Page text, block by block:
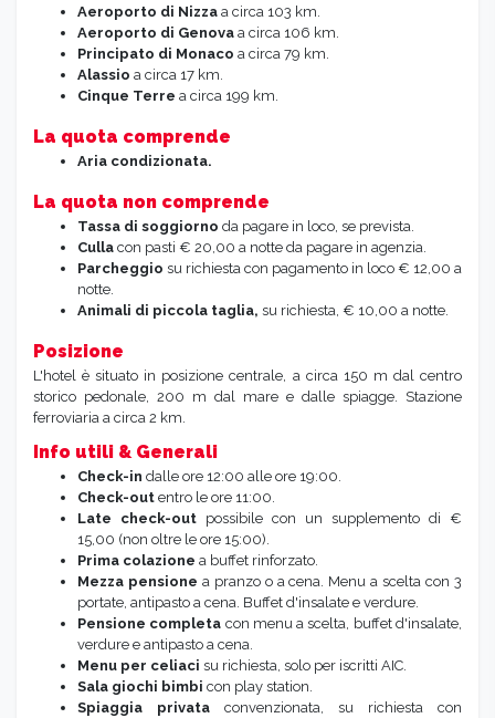
Aeroporto di Nizza a circa 103 km.
Aeroporto di Genova a circa 106 km.
Principato di Monaco a circa 79 km.
Alassio a circa 17 km.
Cinque Terre a circa 199 km.
La quota comprende
Aria condizionata.
La quota non comprende
Tassa di soggiorno da pagare in loco, se prevista.
Culla con pasti € 20,00 a notte da pagare in agenzia.
Parcheggio su richiesta con pagamento in loco € 12,00 a
notte.
Animali di piccola taglia, su richiesta, € 10,00 a notte.
Posizione
L'hotel è situato in posizione centrale, a circa 150 m dal centro
storico pedonale, 200 m dal mare e dalle spiagge. Stazione
ferroviaria a circa 2 km.
Info utili & Generali
Check-in dalle ore 12:00 alle ore 19:00.
Check-out entro le ore 11:00.
Late check-out possibile con un supplemento di €
15,00 (non oltre le ore 15:00).
Prima colazione a buffet rinforzato.
Mezza pensione a pranzo o a cena. Menu a scelta con 3
portate, antipasto a cena. Buffet d'insalate e verdure.
Pensione completa con menu a scelta, buffet d'insalate,
verdure e antipasto a cena.
Menu per celiaci su richiesta, solo per iscritti AIC.
Sala giochi bimbi con play station.
Spiaggia privata convenzionata, su richiesta con